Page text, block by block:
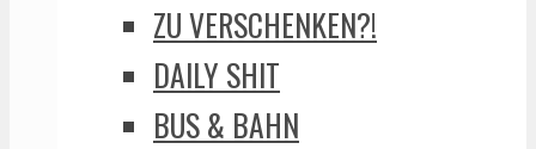
ZU VERSCHENKEN?!
DAILY SHIT
BUS & BAHN